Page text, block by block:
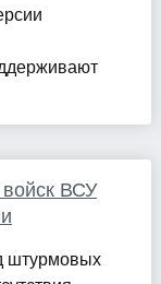
ВСУ
штурмовых